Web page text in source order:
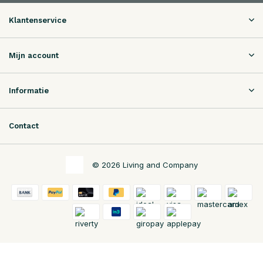
Klantenservice
Mijn account
Informatie
Contact
© 2026 Living and Company